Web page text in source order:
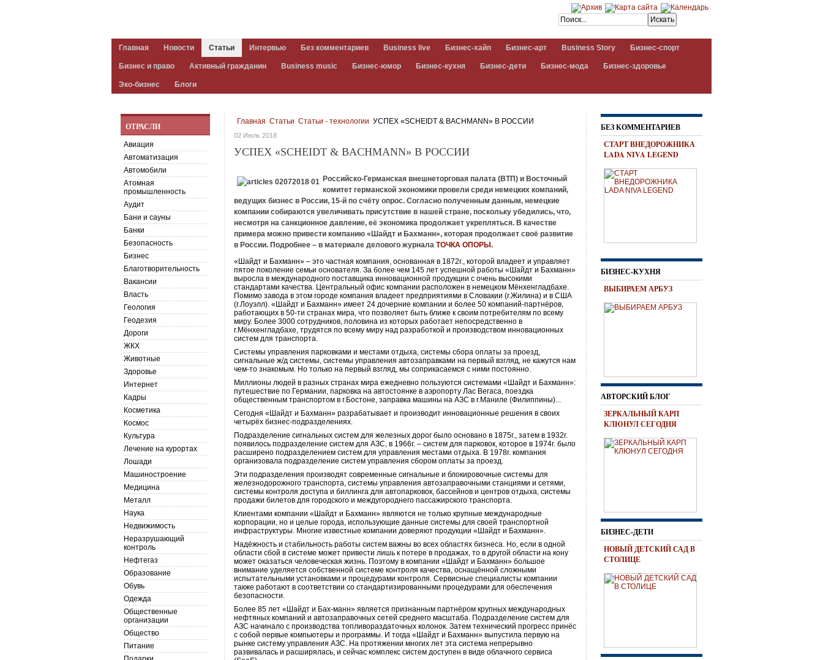
Главная Новости Статьи Интервью Без комментариев Business live Бизнес-хайп Бизнес-арт Business Story Бизнес-спорт
Бизнес и право Активный гражданин Business music Бизнес-юмор Бизнес-кухня Бизнес-дети Бизнес-мода Бизнес-здоровье
Эко-бизнес Блоги
Главная Статьи Статьи - технологии УСПЕХ «SCHEIDT & BACHMANN» В РОССИИ
02 Июль 2018
УСПЕХ «SCHEIDT & BACHMANN» В РОССИИ
Российско-Германская внешнеторговая палата (ВТП) и Восточный
комитет германской экономики провели среди немецких компаний,
ведущих бизнес в России, 15-й по счёту опрос. Согласно полученным данным, немецкие
компании собираются увеличивать присутствие в нашей стране, поскольку убедились, что,
несмотря на санкционное давление, её экономика продолжает укрепляться. В качестве
примера можно привести компанию «Шайдт и Бахманн», которая продолжает своё развитие
в России. Подробнее – в материале делового журналаТОЧКА ОПОРЫ.
«Шайдт и Бахманн» – это частная компания, основанная в 1872г., которой владеет и управляет
пятое поколение семьи основателя. За более чем 145 лет успешной работы «Шайдт и Бахманн»
выросла в международного поставщика инновационной продукции с очень высокими
стандартами качества. Центральный офис компании расположен в немецком Мёнхенгладбахе.
Помимо завода в этом городе компания владеет предприятиями в Словакии (г.Жилина) и в США
(г.Лоуэлл). «Шайдт и Бахманн» имеет 24 дочерние компании и более 50 компаний-партнёров,
работающих в 50-ти странах мира, что позволяет быть ближе к своим потребителям по всему
миру. Более 3000 сотрудников, половина из которых работает непосредственно в
г.Мёнхенгладбахе, трудятся по всему миру над разработкой и производством инновационных
систем для транспорта.
Системы управления парковками и местами отдыха, системы сбора оплаты за проезд,
сигнальные ж/д системы, системы управления автозаправками на первый взгляд, не кажутся нам
чем-то знакомым. Но только на первый взгляд, мы соприкасаемся с ними постоянно.
Миллионы людей в разных странах мира ежедневно пользуются системами «Шайдт и Бахманн»:
путешествие по Германии, парковка на автостоянке в аэропорту Лас Вегаса, поездка
общественным транспортом в г.Бостоне, заправка машины на АЗС в г.Маниле (Филиппины)...
Сегодня «Шайдт и Бахманн» разрабатывает и производит инновационные решения в своих
четырёх бизнес-подразделениях.
Подразделение сигнальных систем для железных дорог было основано в 1875г., затем в 1932г.
появилось подразделение систем для АЗС, в 1966г. – систем для парковок, которое в 1974г. было
расширено подразделением систем для управления местами отдыха. В 1978г. компания
организовала подразделение систем управления сбором оплаты за проезд.
Эти подразделения производят современные сигнальные и блокировочные системы для
железнодорожного транспорта, системы управления автозаправочными станциями и сетями,
системы контроля доступа и биллинга для автопарковок, бассейнов и центров отдыха, системы
продажи билетов для городского и междугороднего пассажирского транспорта.
Клиентами компании «Шайдт и Бахманн» являются не только крупные международные
корпорации, но и целые города, использующие данные системы для своей транспортной
инфраструктуры. Многие известные компании доверяют продукции «Шайдт и Бахманн».
Надёжность и стабильность работы систем важны во всех областях бизнеса. Но, если в одной
области сбой в системе может привести лишь к потере в продажах, то в другой области на кону
может оказаться человеческая жизнь. Поэтому в компании «Шайдт и Бахманн» большое
внимание уделяется собственной системе контроля качества, оснащённой сложными
испытательными установками и процедурами контроля. Сервисные специалисты компании
также работают в соответствии со стандартизированными процедурами для обеспечения
безопасности.
Более 85 лет «Шайдт и Бах-манн» является признанным партнёром крупных международных
нефтяных компаний и автозаправочных сетей среднего масштаба. Подразделение систем для
АЗС начинало с производства топливораздаточных колонок. Затем технический прогресс принёс
с собой первые компьютеры и программы. И тогда «Шайдт и Бахманн» выпустила первую на
рынке систему управления АЗС. На протяжении многих лет эта система непрерывно
развивалась и расширялась, и сейчас комплекс систем доступен в виде облачного сервиса
ОТРАСЛИ
Авиация
Автоматизация
Автомобили
Атомная
промышленность
Аудит
Бани и сауны
Банки
Безопасность
Бизнес
Благотворительность
Вакансии
Власть
Геология
Геодезия
Дороги
ЖКХ
Животные
Здоровье
Интернет
Кадры
Косметика
Космос
Культура
Лечение на курортах
Лошади
Машиностроение
Медицина
Металл
Наука
Недвижимость
Неразрушающий
контроль
Нефтегаз
Образование
Обувь
Одежда
Общественные
организации
Общество
Питание
БЕЗ КОММЕНТАРИЕВ
СТАРТ ВНЕДОРОЖНИКА
LADA NIVA LEGEND
БИЗНЕС-КУХНЯ
ВЫБИРАЕМ АРБУЗ
АВТОРСКИЙ БЛОГ
ЗЕРКАЛЬНЫЙ КАРП
КЛЮНУЛ СЕГОДНЯ
БИЗНЕС-ДЕТИ
НОВЫЙ ДЕТСКИЙ САД В
СТОЛИЦЕ